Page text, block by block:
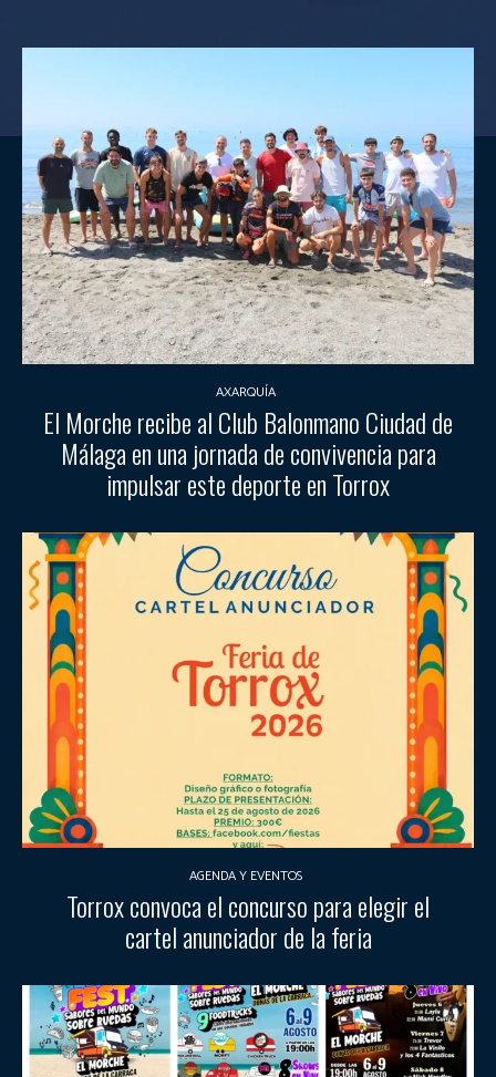
AXARQUÍA
El Morche recibe al Club Balonmano Ciudad de
Málaga en una jornada de convivencia para
impulsar este deporte en Torrox
AGENDA Y EVENTOS
Torrox convoca el concurso para elegir el
cartel anunciador de la feria